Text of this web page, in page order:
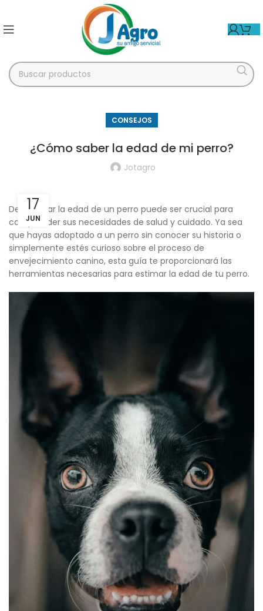
CONSEJOS
¿Cómo saber la edad de mi perro?
Jotagro
17
JUN
Determinar la edad de un perro puede ser crucial para
comprender sus necesidades de salud y cuidado. Ya sea
que hayas adoptado a un perro sin conocer su historia o
simplemente estés curioso sobre el proceso de
envejecimiento canino, esta guía te proporcionará las
herramientas necesarias para estimar la edad de tu perro.